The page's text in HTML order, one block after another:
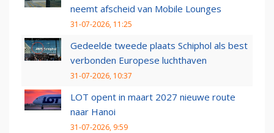
neemt afscheid van Mobile Lounges
31-07-2026, 11:25
Gedeelde tweede plaats Schiphol als best
verbonden Europese luchthaven
31-07-2026, 10:37
LOT opent in maart 2027 nieuwe route
naar Hanoi
31-07-2026, 9:59